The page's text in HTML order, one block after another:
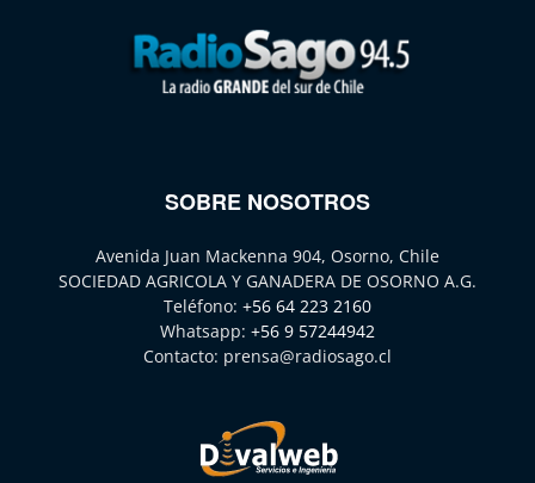
SOBRE NOSOTROS
Avenida Juan Mackenna 904, Osorno, Chile
SOCIEDAD AGRICOLA Y GANADERA DE OSORNO A.G.
Teléfono: +56 64 223 2160
Whatsapp: +56 9 57244942
Contacto: prensa@radiosago.cl